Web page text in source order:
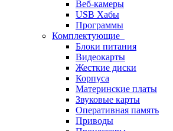
Веб-камеры
USB Хабы
Программы
Комплектующие
Блоки питания
Видеокарты
Жесткие диски
Корпуса
Материнские платы
Звуковые карты
Оперативная память
Приводы